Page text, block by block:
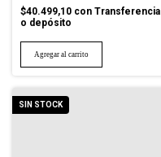
$40.499,10 con Transferencia
o depósito
SIN STOCK